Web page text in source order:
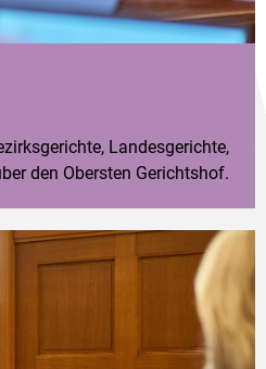
Landesgerichte,
den Obersten Gerichtshof.